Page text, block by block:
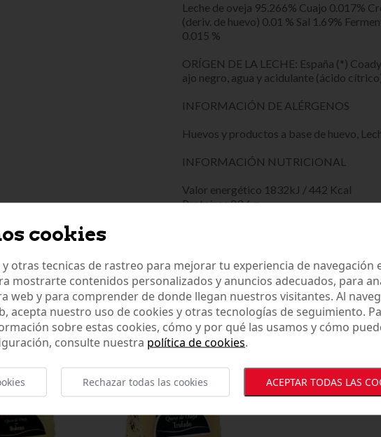
Leche de oveja 95.266% Cuajo 0.017%
(deriv. de huevo) 0.01 % Sal 1.69%
0.015 %
ORÍGEN DE LA LECHE: España (*)
ajo negro, agua y acidulante (ácido
INFORMACIÓN DE ALÉRGENOS
Huevos y productos a base de huevo,
INFORMACIÓN NUTRICIONAL
Valor energético 1832kJ / 442 Kcal
Proteínas 23.6 g
Hidratos de carbono 3.3 g
**de los cuales, azúcares 1.0 g
OTROS ARTÍCULOS RELACIONADOS
cookies
otras tecnicas de rastreo para mejorar tu experiencia de navegación
mostrarte contenidos personalizados y anuncios adecuados, para
web y para comprender de donde llegan nuestros visitantes. Al
acepta nuestro uso de cookies y otras tecnologías de seguimiento.
sobre estas cookies, cómo y por qué las usamos y cómo
consulte nuestra política de cookies.
Rechazar todas las cookies ACEPTAR TODAS LAS